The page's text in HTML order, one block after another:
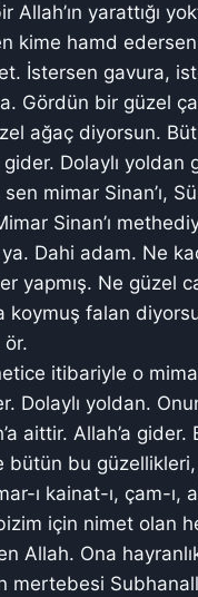
Allah’ın yarattığı
kime hamd
İstersen gavura,
Gördün bir güzel
ağaç diyorsun.
Dolaylı yoldan
mimar Sinan’ı,
Sinan’ı
Dahi adam. Ne
yapmış. Ne güzel
koymuş falan
ör.
itibariyle o mimar
Dolaylı yoldan.
aittir. Allah’a gider.
bütün bu
ı kainat-ı, çam-ı,
için nimet olan
Allah. Ona
mertebesi